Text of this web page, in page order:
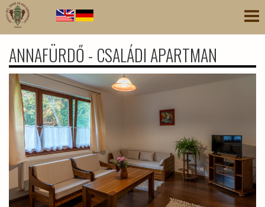
Ugrás
tartalomra
ANNAFÜRDŐ - CSALÁDI APARTMAN